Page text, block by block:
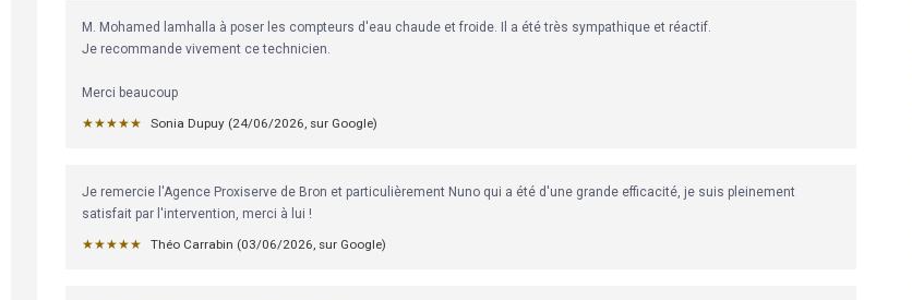
M. Mohamed lamhalla à poser les compteurs d'eau chaude et froide. Il a été très sympathique et réactif.
Je recommande vivement ce technicien.
Merci beaucoup
★★★★★
Sonia Dupuy (24/06/2026, sur Google)
Je remercie l'Agence Proxiserve de Bron et particulièrement Nuno qui a été d'une grande efficacité, je suis pleinement
satisfait par l'intervention, merci à lui !
★★★★★
Théo Carrabin (03/06/2026, sur Google)